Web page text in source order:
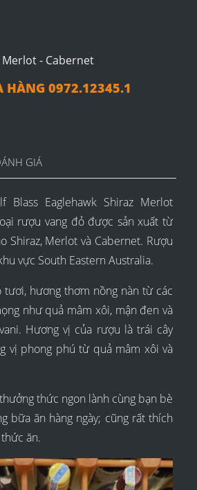
- Cabernet
HÀNG 0972.12345.1
GIÁ
Blass Eaglehawk Shiraz Merlot
rượu vang đỏ được sản xuất từ
Shiraz, Merlot và Cabernet. Rượu
vực South Eastern Australia.
hương thơm nồng nàn từ các
như quả mâm xôi, mận đen và
Hương vị của rượu là trái cây
vị phong phú từ quả mâm xôi và
thức ngon lành cùng bạn bè
bữa ăn hàng ngày; cũng rất thích
ăn.